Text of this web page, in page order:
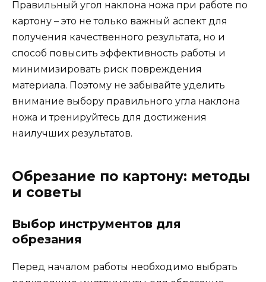
Правильный угол наклона ножа при работе по
картону – это не только важный аспект для
получения качественного результата, но и
способ повысить эффективность работы и
минимизировать риск повреждения
материала. Поэтому не забывайте уделить
внимание выбору правильного угла наклона
ножа и тренируйтесь для достижения
наилучших результатов.
Обрезание по картону: методы
и советы
Выбор инструментов для
обрезания
Перед началом работы необходимо выбрать